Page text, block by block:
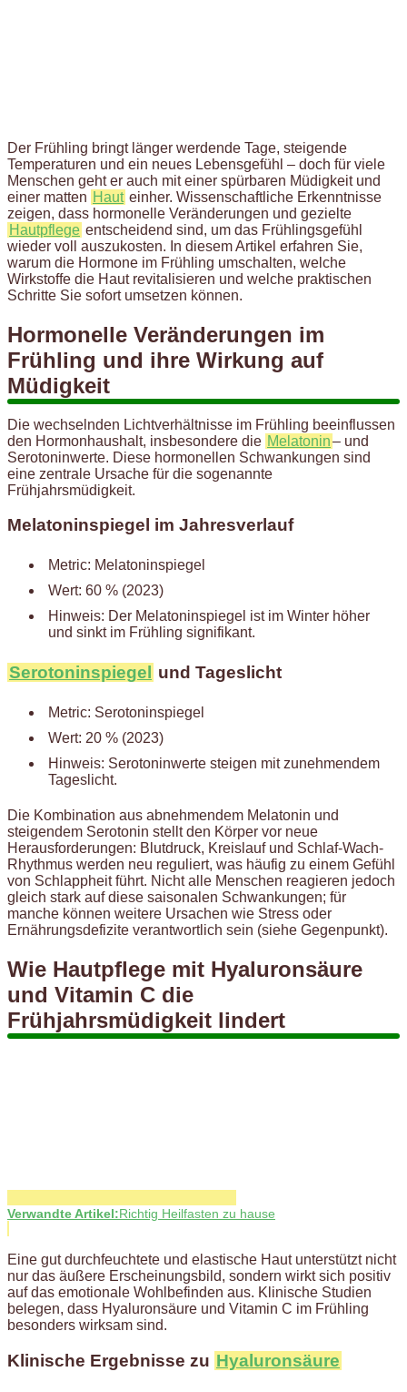
Der Frühling bringt länger werdende Tage, steigende
Temperaturen und ein neues Lebensgefühl – doch für viele
Menschen geht er auch mit einer spürbaren Müdigkeit und
einer matten Haut einher. Wissenschaftliche Erkenntnisse
zeigen, dass hormonelle Veränderungen und gezielte
Hautpflege entscheidend sind, um das Frühlingsgefühl
wieder voll auszukosten. In diesem Artikel erfahren Sie,
warum die Hormone im Frühling umschalten, welche
Wirkstoffe die Haut revitalisieren und welche praktischen
Schritte Sie sofort umsetzen können.
Hormonelle Veränderungen im
Frühling und ihre Wirkung auf
Müdigkeit
Die wechselnden Lichtverhältnisse im Frühling beeinflussen
den Hormonhaushalt, insbesondere die Melatonin– und
Serotoninwerte. Diese hormonellen Schwankungen sind
eine zentrale Ursache für die sogenannte
Frühjahrsmüdigkeit.
Melatoninspiegel im Jahresverlauf
Metric: Melatoninspiegel
Wert: 60 % (2023)
Hinweis: Der Melatoninspiegel ist im Winter höher
und sinkt im Frühling signifikant.
Serotoninspiegel und Tageslicht
Metric: Serotoninspiegel
Wert: 20 % (2023)
Hinweis: Serotoninwerte steigen mit zunehmendem
Tageslicht.
Die Kombination aus abnehmendem Melatonin und
steigendem Serotonin stellt den Körper vor neue
Herausforderungen: Blutdruck, Kreislauf und Schlaf-Wach-
Rhythmus werden neu reguliert, was häufig zu einem Gefühl
von Schlappheit führt. Nicht alle Menschen reagieren jedoch
gleich stark auf diese saisonalen Schwankungen; für
manche können weitere Ursachen wie Stress oder
Ernährungsdefizite verantwortlich sein (siehe Gegenpunkt).
Wie Hautpflege mit Hyaluronsäure
und Vitamin C die
Frühjahrsmüdigkeit lindert
Verwandte Artikel:Richtig Heilfasten zu hause
Eine gut durchfeuchtete und elastische Haut unterstützt nicht
nur das äußere Erscheinungsbild, sondern wirkt sich positiv
auf das emotionale Wohlbefinden aus. Klinische Studien
belegen, dass Hyaluronsäure und Vitamin C im Frühling
besonders wirksam sind.
Klinische Ergebnisse zu Hyaluronsäure